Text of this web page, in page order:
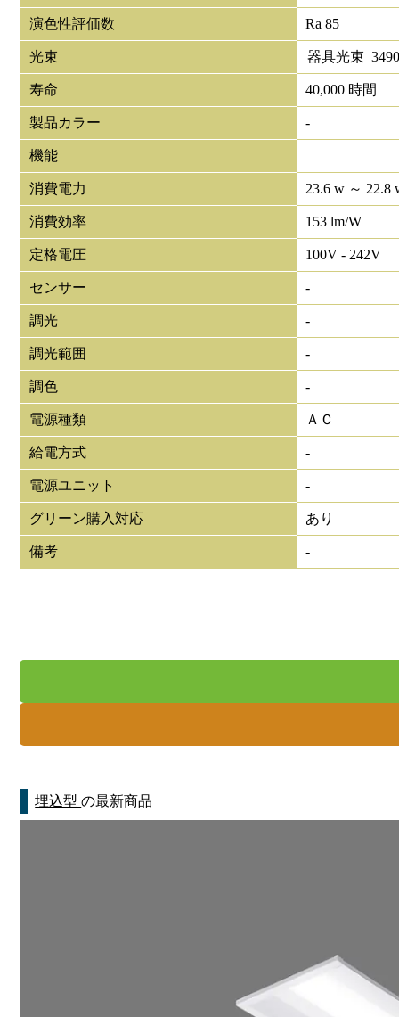
演色性評価数 Ra 85
光束 器具光束
寿命 40,000 時間
製品カラー -
機能
消費電力 23.6 w ～ 22.8
消費効率 153 lm/W
定格電圧 100V - 242V
センサー -
調光 -
調光範囲 -
調色 -
電源種類 ＡＣ
給電方式 -
電源ユニット -
グリーン購入対応 あり
備考 -
埋込型の最新商品